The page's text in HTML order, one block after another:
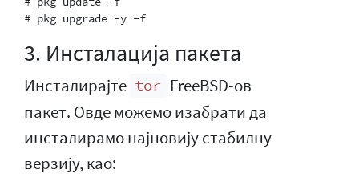
3. Инсталација пакета
Инсталирајте tor FreeBSD-ов
пакет. Овде можемо изабрати да
инсталирамо најновију стабилну
верзију, као: